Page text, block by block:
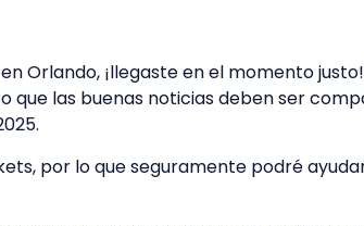
Orlando, ¡llegaste en el momento
que las buenas noticias deben ser
por lo que seguramente podré